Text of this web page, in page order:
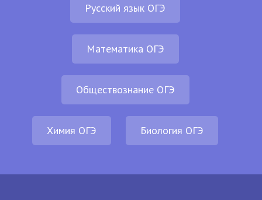
Русский язык ОГЭ
Математика ОГЭ
Обществознание ОГЭ
Химия ОГЭ Биология ОГЭ